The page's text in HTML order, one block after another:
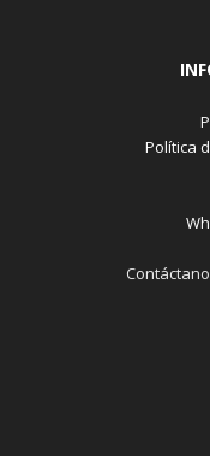
Política